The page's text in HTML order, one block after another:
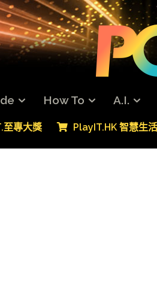
How To A.I.
至專大獎 PlayIT.HK 智慧生